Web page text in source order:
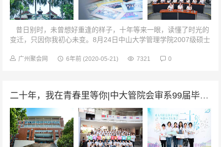
昔日别时，未曾想好重逢的样子，十年等来一眼，读懂了时光的
变迁，只因你我初心未变。8月24日中山大学管理学院2007级硕士
广州聚会网 6年前 (2020-05-21) 7321 0
二十年，我在青春里等你|中大管院会审系99届毕业20周年聚会